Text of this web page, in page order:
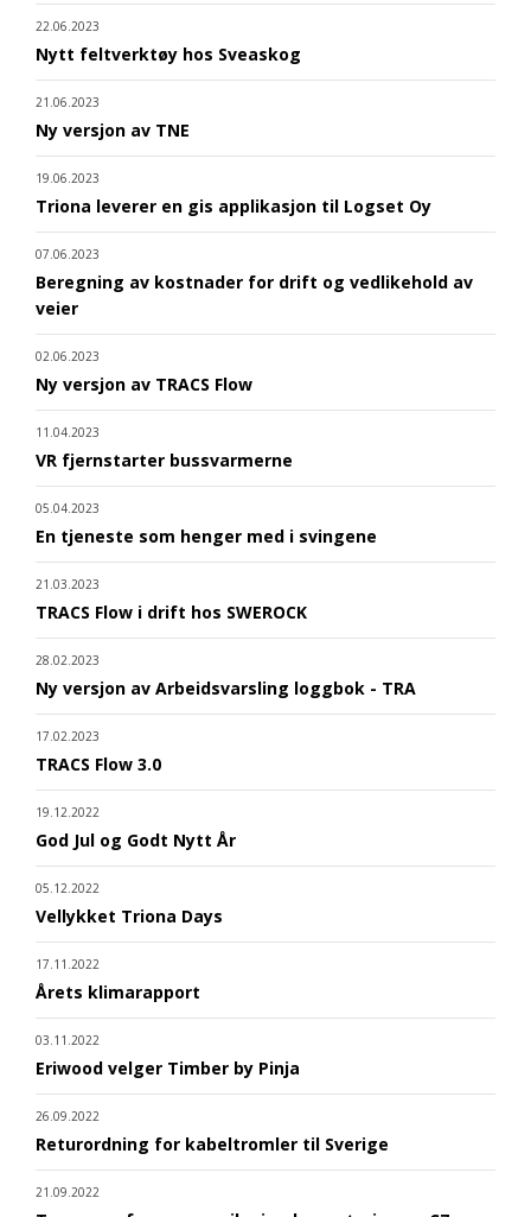
22.06.2023
Nytt feltverktøy hos Sveaskog
21.06.2023
Ny versjon av TNE
19.06.2023
Triona leverer en gis applikasjon til Logset Oy
07.06.2023
Beregning av kostnader for drift og vedlikehold av
veier
02.06.2023
Ny versjon av TRACS Flow
11.04.2023
VR fjernstarter bussvarmerne
05.04.2023
En tjeneste som henger med i svingene
21.03.2023
TRACS Flow i drift hos SWEROCK
28.02.2023
Ny versjon av Arbeidsvarsling loggbok - TRA
17.02.2023
TRACS Flow 3.0
19.12.2022
God Jul og Godt Nytt År
05.12.2022
Vellykket Triona Days
17.11.2022
Årets klimarapport
03.11.2022
Eriwood velger Timber by Pinja
26.09.2022
Returordning for kabeltromler til Sverige
21.09.2022